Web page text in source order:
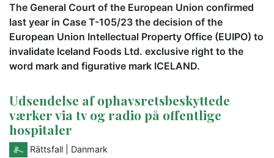
The General Court of the European Union confirmed
last year in Case T-105/23 the decision of the
European Union Intellectual Property Office (EUIPO) to
invalidate Iceland Foods Ltd. exclusive right to the
word mark and figurative mark ICELAND.
Udsendelse af ophavsretsbeskyttede
værker via tv og radio på offentlige
hospitaler
Rättsfall | Danmark